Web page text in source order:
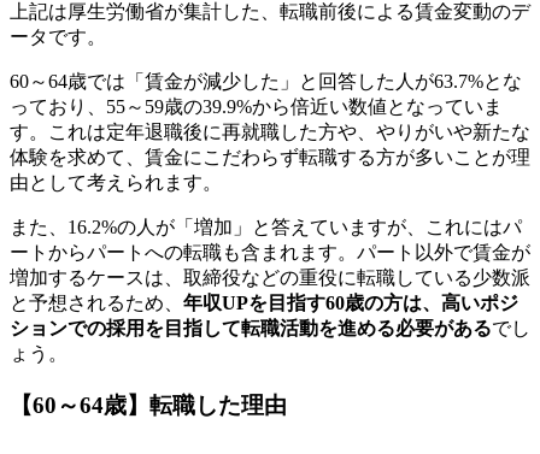
上記は厚生労働省が集計した、転職前後による賃金変動のデ
ータです。
60～64歳では「賃金が減少した」と回答した人が63.7%とな
っており、55～59歳の39.9%から倍近い数値となっていま
す。これは定年退職後に再就職した方や、やりがいや新たな
体験を求めて、賃金にこだわらず転職する方が多いことが理
由として考えられます。
また、16.2%の人が「増加」と答えていますが、これにはパ
ートからパートへの転職も含まれます。パート以外で賃金が
増加するケースは、取締役などの重役に転職している少数派
と予想されるため、 年収UPを目指す60歳の方は、高いポジ
ションでの採用を目指して転職活動を進める必要があるでし
ょう。
【60～64歳】転職した理由